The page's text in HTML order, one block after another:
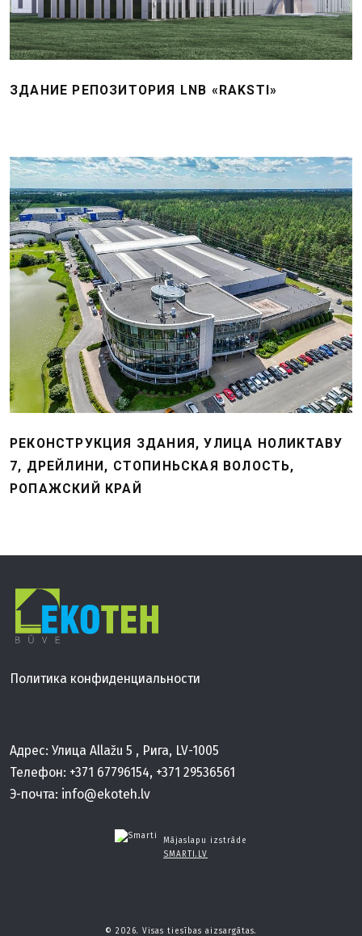
ЗДАНИЕ РЕПОЗИТОРИЯ LNB «RAKSTI»
РЕКОНСТРУКЦИЯ ЗДАНИЯ, УЛИЦА НОЛИКТАВУ
7, ДРЕЙЛИНИ, СТОПИНЬСКАЯ ВОЛОСТЬ,
РОПАЖСКИЙ КРАЙ
Политика конфиденциальности
Aдрес: Улица Allažu 5 , Рига, LV-1005
Телефон: +371 67796154, +371 29536561
Э-почта: info@ekoteh.lv
© 2026. Visas tiesības aizsargātas.
Mājaslapu izstrāde
SMARTI.LV